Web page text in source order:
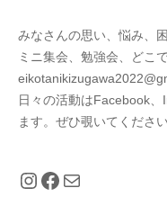
みなさんの思い、悩み、
ミニ集会、勉強会、どこ
日々の活動はFacebook
ます。ぜひ覗いてください
https://
https://
メール